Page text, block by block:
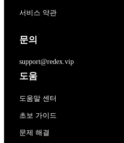
서비스 약관
문의
support@redex.vip
도움
도움말 센터
초보 가이드
문제 해결